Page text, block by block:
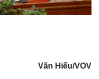
Văn Hiếu/VOV